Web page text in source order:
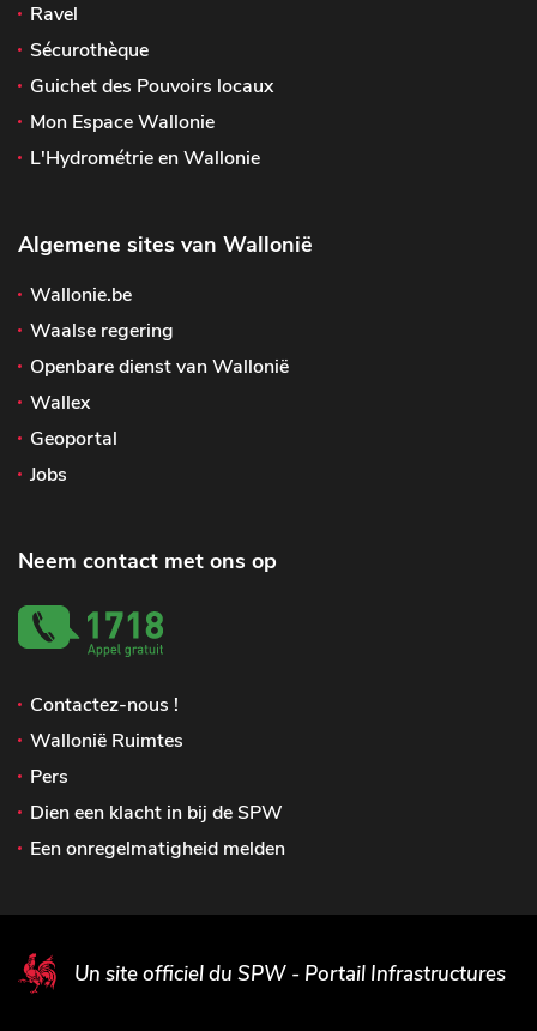
Ravel
Sécurothèque
Guichet des Pouvoirs locaux
Mon Espace Wallonie
L'Hydrométrie en Wallonie
Algemene sites van Wallonië
Wallonie.be
Waalse regering
Openbare dienst van Wallonië
Wallex
Geoportal
Jobs
Neem contact met ons op
Contactez-nous !
Wallonië Ruimtes
Pers
Dien een klacht in bij de SPW
Een onregelmatigheid melden
Un site officiel du SPW - Portail Infrastructures